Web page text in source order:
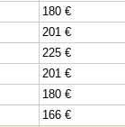
180 €
201 €
225 €
201 €
180 €
166 €